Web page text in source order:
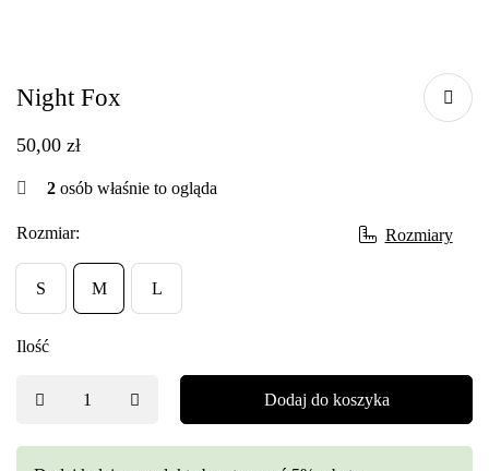
Night Fox
50,00 zł
Rozmiary
2 osób właśnie to ogląda
Rozmiar:
S M L
Ilość
Dodaj do koszyka